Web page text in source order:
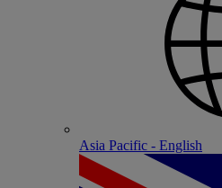
Asia Pacific - English